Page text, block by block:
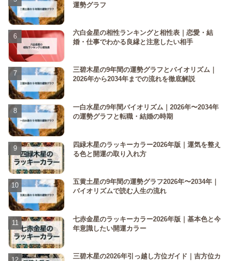
運勢グラフ
六白金星の相性ランキングと相性表｜恋愛・結
婚・仕事でわかる良縁と注意したい相手
三碧木星の9年間の運勢グラフとバイオリズム｜
2026年から2034年までの流れを徹底解説
一白水星の9年間バイオリズム｜2026年〜2034年
の運勢グラフと転職・結婚の時期
四緑木星のラッキーカラー2026年版｜運気を整え
る色と開運の取り入れ方
五黄土星の9年間の運勢グラフ2026年〜2034年｜
バイオリズムで読む人生の流れ
七赤金星のラッキーカラー2026年版｜基本色と今
年意識したい開運カラー
三碧木星の2026年引っ越し方位ガイド｜吉方位カ